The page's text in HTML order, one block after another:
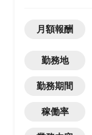
月額報酬
勤務地
勤務期間
稼働率